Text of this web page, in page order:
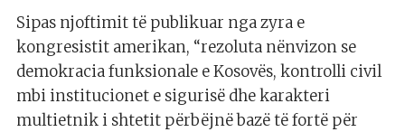
Sipas njoftimit të publikuar nga zyra e
kongresistit amerikan, “rezoluta nënvizon se
demokracia funksionale e Kosovës, kontrolli civil
mbi institucionet e sigurisë dhe karakteri
multietnik i shtetit përbëjnë bazë të fortë për